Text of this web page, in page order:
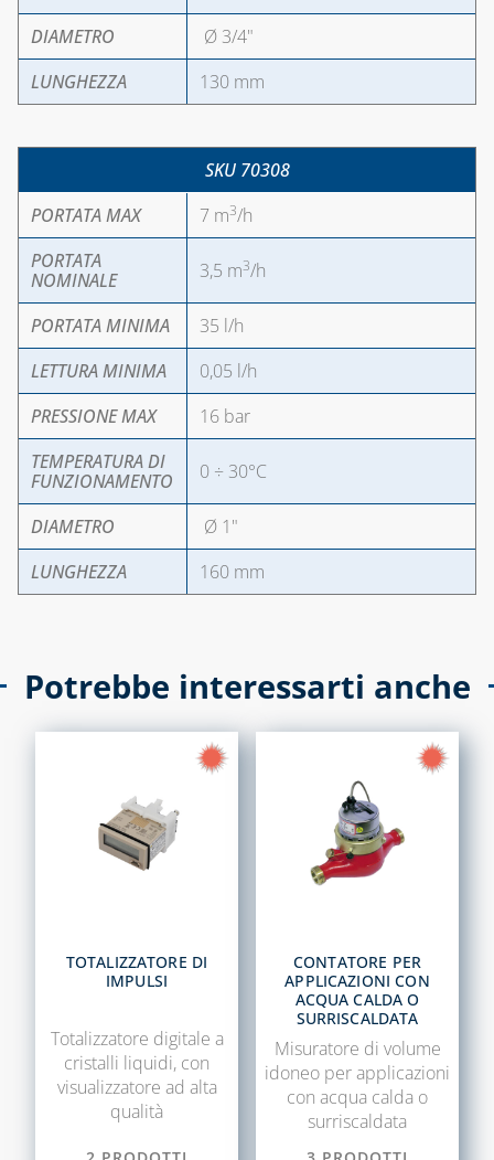
DIAMETRO
Ø 3/4"
LUNGHEZZA
130 mm
SKU 70308
PORTATA MAX
7 m3/h
PORTATA
NOMINALE
3,5 m3/h
PORTATA MINIMA
35 l/h
LETTURA MINIMA
0,05 l/h
PRESSIONE MAX
16 bar
TEMPERATURA DI
FUNZIONAMENTO
0 ÷ 30°C
DIAMETRO
Ø 1"
LUNGHEZZA
160 mm
Potrebbe interessarti anche
TOTALIZZATORE DI
IMPULSI
Totalizzatore digitale a
cristalli liquidi, con
visualizzatore ad alta
qualità
CONTATORE PER
APPLICAZIONI CON
ACQUA CALDA O
SURRISCALDATA
Misuratore di volume
idoneo per applicazioni
con acqua calda o
surriscaldata